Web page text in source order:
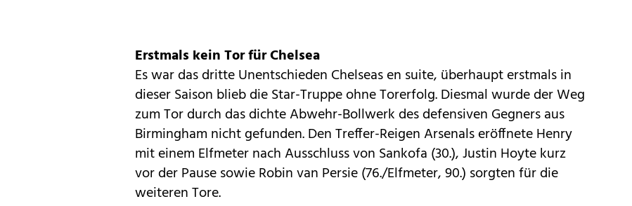
Erstmals kein Tor für Chelsea
Es war das dritte Unentschieden Chelseas en suite, überhaupt erstmals in
dieser Saison blieb die Star-Truppe ohne Torerfolg. Diesmal wurde der Weg
zum Tor durch das dichte Abwehr-Bollwerk des defensiven Gegners aus
Birmingham nicht gefunden. Den Treffer-Reigen Arsenals eröffnete Henry
mit einem Elfmeter nach Ausschluss von Sankofa (30.), Justin Hoyte kurz
vor der Pause sowie Robin van Persie (76./Elfmeter, 90.) sorgten für die
weiteren Tore.